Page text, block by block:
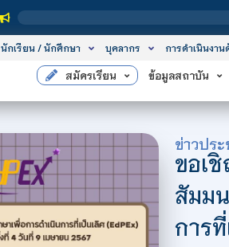
นักเรียน / นักศึกษา บุคลากร การดำเนินงา
สมัครเรียน ข้อมูลสถาบัน
ข่าวปร
ขอเ
สัมม
การ